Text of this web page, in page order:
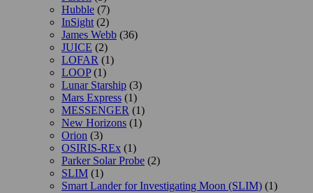
Hubble (7)
InSight (2)
James Webb (36)
JUICE (2)
LOFAR (1)
LOOP(1)
Lunar Starship (3)
Mars Express (1)
MESSENGER (1)
New Horizons (1)
Orion (3)
OSIRIS-REx (1)
Parker Solar Probe (2)
SLIM (1)
Smart Lander for Investigating Moon (SLIM) (1)